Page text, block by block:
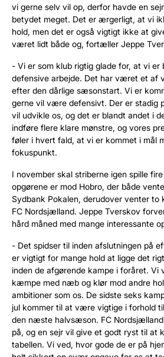
vi gerne selv vil op, derfor havde en
betydet meget. Det er ærgerligt, at vi
hold, men det er også vigtigt ikke at
været lidt både og, fortæller Jeppe
- Vi er som klub rigtig glade for, at vi er
defensive arbejde. Det har været et af
efter den dårlige sæsonstart. Vi er
gerne vil være defensivt. Der er stadig
vil udvikle os, og det er blandt andet i
indføre flere klare mønstre, og vores
føler i hvert fald, at vi er kommet i mål
fokuspunkt.
I november skal striberne igen spille
opgørene er mod Hobro, der både
Sydbank Pokalen, derudover venter to
FC Nordsjælland. Jeppe Tverskov
hård måned med mange interessante
- Det spidser til inden afslutningen på
er vigtigt for mange hold at ligge det
inden de afgørende kampe i foråret. Vi
kæmpe med næb og klør mod andre
ambitioner som os. De sidste seks
jul kommer til at være vigtige i forhold
den næste halvsæson. FC
på, og en sejr vil give et godt ryst til at
tabellen. Vi ved, hvor gode de er på